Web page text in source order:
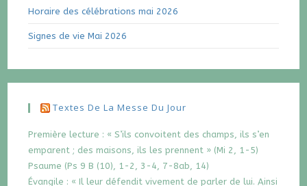
Horaire des célébrations mai 2026
Signes de vie Mai 2026
Textes De La Messe Du Jour
Première lecture : « S’ils convoitent des champs, ils s’en
emparent ; des maisons, ils les prennent » (Mi 2, 1-5)
Psaume (Ps 9 B (10), 1-2, 3-4, 7-8ab, 14)
Évangile : « Il leur défendit vivement de parler de lui. Ainsi